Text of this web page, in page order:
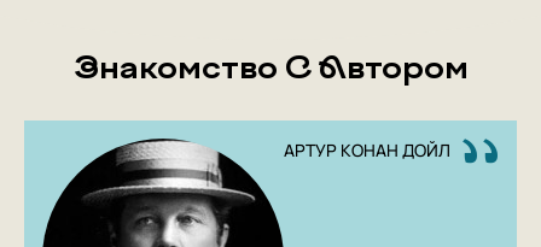
Знакомство С Автором
АРТУР КОНАН ДОЙЛ